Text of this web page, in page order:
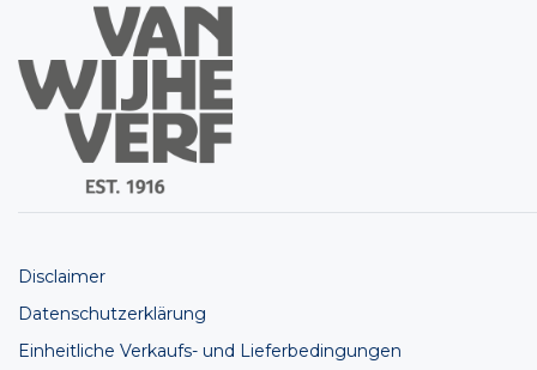
Disclaimer
Datenschutzerklärung
Einheitliche Verkaufs- und Lieferbedingungen